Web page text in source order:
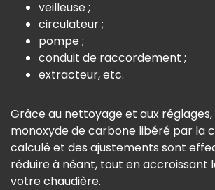
veilleuse ;
circulateur ;
pompe ;
conduit de raccordement ;
extracteur, etc.
Grâce au nettoyage et aux réglages,
monoxyde de carbone libéré par la
calculé et des ajustements sont
réduire à néant, tout en accroissant
votre chaudière.